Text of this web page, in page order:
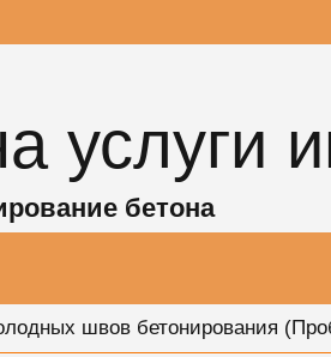
услуги
бетона
швов бетонирования